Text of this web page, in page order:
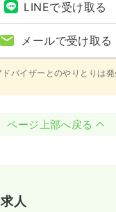
LINEで受け取る
メールで受け取る
バイザーとのやりとりは
ページ上部へ戻る
人